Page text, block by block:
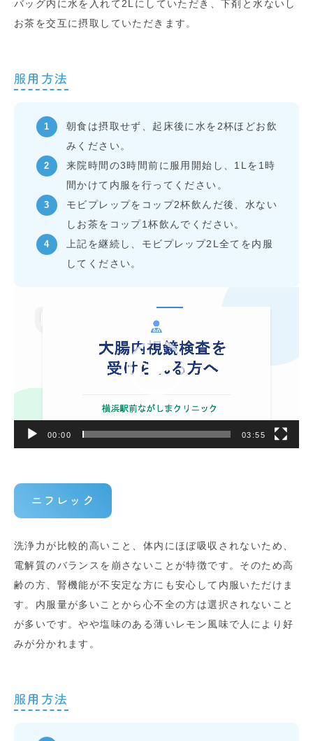
バッグ内に水を入れて2Lにしていただき、下剤と水ないし
お茶を交互に摂取していただきます。
服用方法
朝食は摂取せず、起床後に水を2杯ほどお飲
みください。
来院時間の3時間前に服用開始し、1Lを1時
間かけて内服を行ってください。
モビプレップをコップ2杯飲んだ後、水ない
しお茶をコップ1杯飲んでください。
上記を継続し、モビプレップ2L全てを内服
してください。
ヤ
00:00 03:55
ニフレック
洗浄力が比較的高いこと、体内にほぼ吸収されないため、
電解質のバランスを崩さないことが特徴です。そのため高
齢の方、腎機能が不安定な方にも安心して内服いただけま
す。内服量が多いことから心不全の方は選択されないこと
が多いです。やや塩味のある薄いレモン風味で人により好
みが分かれます。
服用方法